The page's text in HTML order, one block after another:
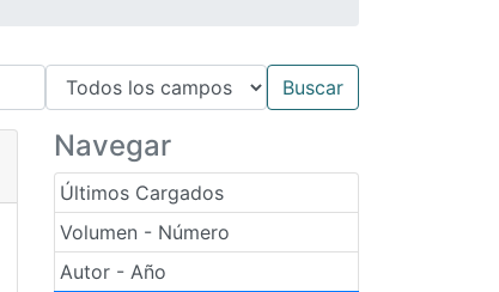
Navegar
Últimos Cargados
Volumen - Número
Autor - Año